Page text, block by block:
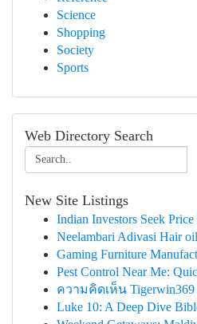
Science
Shopping
Society
Sports
Web Directory Search
New Site Listings
Indian Investors Seek Price
Neelambari Adivasi Hair
Gaming Furniture
Pest Control Near Me:
ความคิดเห็น
Luke 10: A Deep Dive